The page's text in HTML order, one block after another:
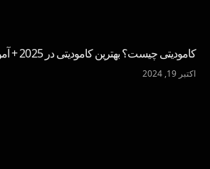
کامودیتی چیست؟ بهترین کامودیتی در 2025 + آموزش معاملات
اکتبر 19, 2024